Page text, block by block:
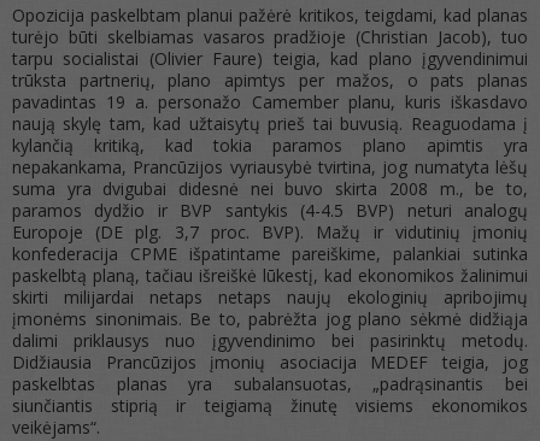
Opozicija paskelbtam planui pažėrė kritikos, teigdami, kad planas
turėjo būti skelbiamas vasaros pradžioje (Christian Jacob), tuo
tarpu socialistai (Olivier Faure) teigia, kad plano įgyvendinimui
trūksta partnerių, plano apimtys per mažos, o pats planas
pavadintas 19 a. personažo Camember planu, kuris iškasdavo
naują skylę tam, kad užtaisytų prieš tai buvusią. Reaguodama į
kylančią kritiką, kad tokia paramos plano apimtis yra
nepakankama, Prancūzijos vyriausybė tvirtina, jog numatyta lėšų
suma yra dvigubai didesnė nei buvo skirta 2008 m., be to,
paramos dydžio ir BVP santykis (4-4.5 BVP) neturi analogų
Europoje (DE plg. 3,7 proc. BVP). Mažų ir vidutinių įmonių
konfederacija CPME išpatintame pareiškime, palankiai sutinka
paskelbtą planą, tačiau išreiškė lūkestį, kad ekonomikos žalinimui
skirti milijardai netaps netaps naujų ekologinių apribojimų
įmonėms sinonimais. Be to, pabrėžta jog plano sėkmė didžiąja
dalimi priklausys nuo įgyvendinimo bei pasirinktų metodų.
Didžiausia Prancūzijos įmonių asociacija MEDEF teigia, jog
paskelbtas planas yra subalansuotas, „padrąsinantis bei
siunčiantis stiprią ir teigiamą žinutę visiems ekonomikos
veikėjams“.